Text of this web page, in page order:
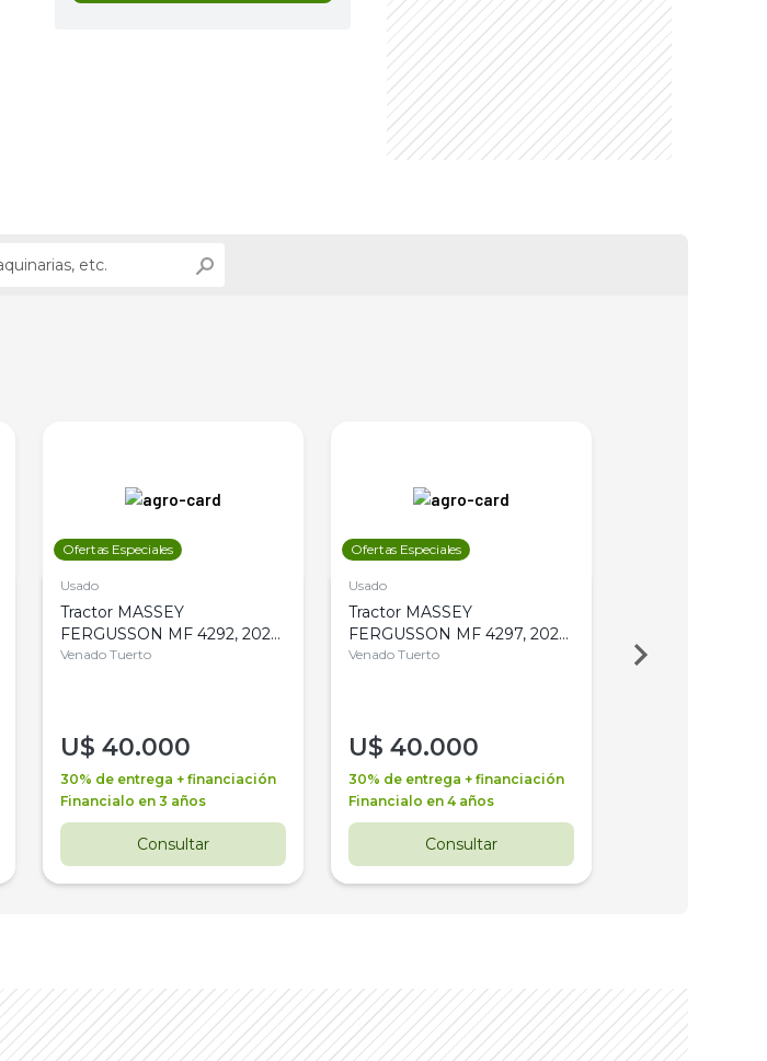
Ofertas Especiales
Usado
Tractor MASSEY
FERGUSSON MF 4292, 2020,
4WD, PATON
Venado Tuerto
U$ 40.000
30% de entrega + financiación
Financialo en 3 años
Consultar
Ofertas Especiales
Usado
Tractor MASSEY
FERGUSSON MF 4297, 2020,
4WD, PATON
Venado Tuerto
U$ 40.000
30% de entrega + financiación
Financialo en 4 años
Consultar
Venado Tuerto